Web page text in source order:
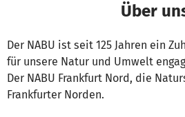
Über
Der NABU ist seit 125 Jahren ein
für unsere Natur und Umwelt
Der NABU Frankfurt Nord, die
Frankfurter Norden.